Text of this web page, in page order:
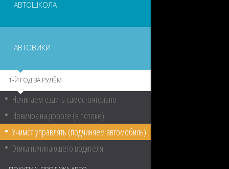
АВТОШКОЛА
АВТОВИКИ
1‑Й ГОД ЗА РУЛЁМ
Начинаем ездить самостоятельно
Новичок на дороге (в потоке)
Учимся управлять (подчиняем автомобиль)
Этика начинающего водителя